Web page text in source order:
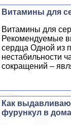
Витамины для
Витамины для
Рекомендуемые
сердца Одной из
нестабильности
сокращений –
Как
фурункул в